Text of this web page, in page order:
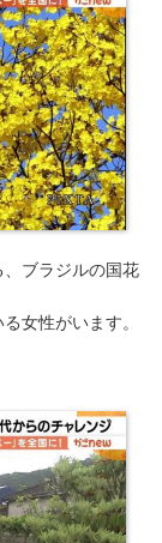
ブラジルの国花
女性がいます。